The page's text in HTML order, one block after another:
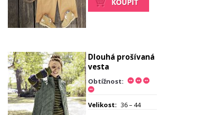
Dlouhá prošívaná
vesta
Obtížnost:
Velikost: 36 – 44